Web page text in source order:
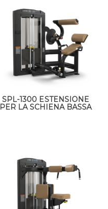
SPL-1300 ESTENSIONE
PER LA SCHIENA BASSA